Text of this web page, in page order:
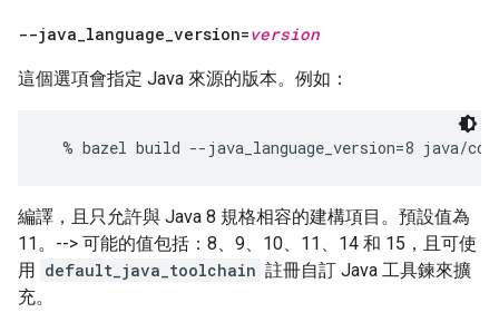
--java_language_version=version
這個選項會指定 Java 來源的版本。例如：
編譯，且只允許與 Java 8 規格相容的建構項目。預設值為
11。--> 可能的值包括：8、9、10、11、14 和 15，且可使
用 default_java_toolchain 註冊自訂 Java 工具鍊來擴
充。